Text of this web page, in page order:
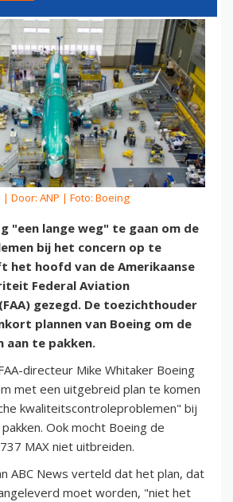
| Door: ANP | Foto: Boeing
"een lange weg" te gaan om de
bij het concern op te
het hoofd van de Amerikaanse
Federal Aviation
gezegd. De toezichthouder
plannen van Boeing om de
te pakken.
directeur Mike Whitaker Boeing
met een uitgebreid plan te komen
kwaliteitscontroleproblemen" bij
Ook mocht Boeing de
MAX niet uitbreiden.
ABC News verteld dat het plan, dat
moet worden, "niet het